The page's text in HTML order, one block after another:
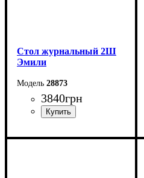
Стол журнальный 2Ш
Эмили
28873
3840грн
Ширина: 80 см